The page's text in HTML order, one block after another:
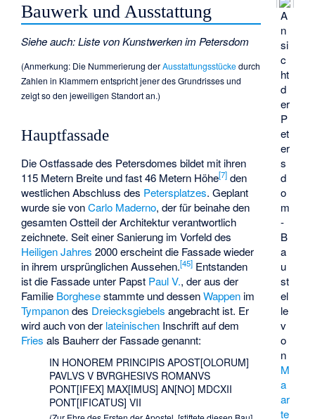
A
n
si
c
ht
d
er
P
et
er
s
d
o
m
-
B
a
u
st
el
le
v
o
n
M
a
ar
te
Bauwerk und Ausstattung
Siehe auch:Liste von Kunstwerken im Petersdom
(Anmerkung: Die Nummerierung derAusstattungsstückedurch
Zahlen in Klammern entspricht jener des Grundrisses und
zeigt so den jeweiligen Standort an.)
Hauptfassade
Die Ostfassade des Petersdomes bildet mit ihren
115 Metern Breite und fast 46 Metern Höhe[7] den
westlichen Abschluss des Petersplatzes. Geplant
wurde sie vonCarlo Maderno, der für beinahe den
gesamten Ostteil der Architektur verantwortlich
zeichnete. Seit einer Sanierung im Vorfeld des
Heiligen Jahres 2000 erscheint die Fassade wieder
in ihrem ursprünglichen Aussehen.[45] Entstanden
ist die Fassade unter Papst Paul V., der aus der
Familie Borghesestammte und dessenWappen im
Tympanondes Dreiecksgiebels angebracht ist. Er
wird auch von der lateinischen Inschrift auf dem
Fries als Bauherr der Fassade genannt:
IN HONOREM PRINCIPIS APOST[OLORUM]
PAVLVS V BVRGHESIVS ROMANVS
PONT[IFEX] MAX[IMUS] AN[NO] MDCXII
PONT[IFICATUS] VII